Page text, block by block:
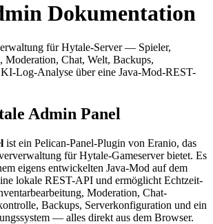
Dokumentation
für Hytale-Server — Spieler,
Moderation, Chat, Welt, Backups,
Log-Analyse über eine Java-Mod-REST-
Admin Panel
ist ein Pelican-Panel-Plugin von Eranio, das
für Hytale-Gameserver bietet. Es
eigens entwickelten Java-Mod auf dem
lokale REST-API und ermöglicht Echtzeit-
Moderation, Chat-
Backups, Serverkonfiguration und ein
— alles direkt aus dem Browser.